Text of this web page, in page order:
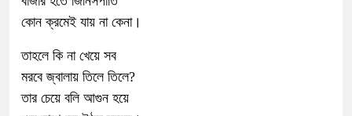
কোন ক্রমেই যায় না কেনা।
তাহলে কি না খেয়ে সব
মরবে জ্বালায় তিলে তিলে?
তার চেয়ে বলি আগুন হয়ে